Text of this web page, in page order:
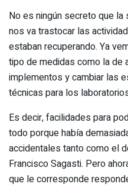
No es ningún secreto que
nos va trastocar las
estaban recuperando. Ya
tipo de medidas como la de
implementos y cambiar las
técnicas para los
Es decir, facilidades para
todo porque había
accidentales tanto como el
Francisco Sagasti. Pero
que le corresponde